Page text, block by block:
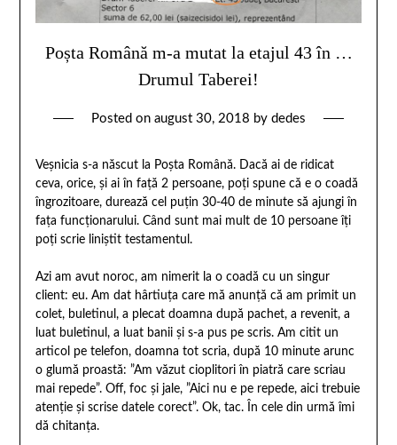
Poșta Română m-a mutat la etajul 43 în …
Drumul Taberei!
Posted on august 30, 2018 by dedes
Veşnicia s-a născut la Poșta Română. Dacă ai de ridicat
ceva, orice, și ai în față 2 persoane, poți spune că e o coadă
îngrozitoare, durează cel puțin 30-40 de minute să ajungi în
fața funcționarului. Când sunt mai mult de 10 persoane îți
poți scrie liniștit testamentul.
Azi am avut noroc, am nimerit la o coadă cu un singur
client: eu. Am dat hârtiuța care mă anunță că am primit un
colet, buletinul, a plecat doamna după pachet, a revenit, a
luat buletinul, a luat banii și s-a pus pe scris. Am citit un
articol pe telefon, doamna tot scria, după 10 minute arunc
o glumă proastă: ”Am văzut cioplitori în piatră care scriau
mai repede”. Off, foc și jale, ”Aici nu e pe repede, aici trebuie
atenție și scrise datele corect”. Ok, tac. În cele din urmă îmi
dă chitanţa.